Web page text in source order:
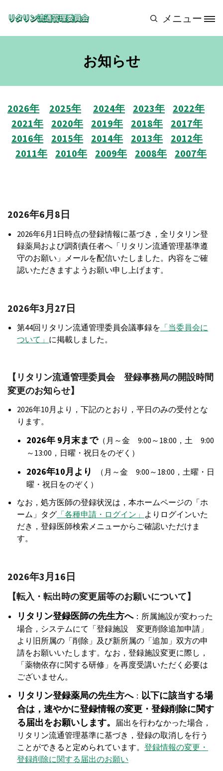
Site Logo メニュー
お知らせ
2026年 2025年 2024年 2023年
2022年
2021年
2020年 2019年 2018年
2017年
2016年
2015年 2014年 2013年
2012年
2011年
2010年 2009年 2008年 2007年
2026年6月8日
2026年6月1日時点の登録情報に基づき，全リタリン登
録薬局および調剤責任者へ「リタリン流通管理基準遵
守のお願い」メールを配信いたしました。内容をご確
認いただきますようお願い申し上げます。
2026年3月27日
第44回リタリン流通管理委員会議事録を 「当委員会に
ついて」 に掲載しました。
【リタリン流通管理委員会 登録事務局の開設時間
変更のお知らせ】
2026年10月より，下記のとおり，平日のみの受付とな
ります。
2026年 9月末まで（月～金 9:00～18:00，土 9:00
～13:00，日曜・祝日をのぞく）
2026年10月より
（月～金 9:00～18:00，土曜・日
曜・祝日をのぞく）
なお，処方医師の登録状況は，本ホームページの「ホ
ーム」タグ 「各種申請・ログイン」 よりログインいた
だき，登録医師検索メニューからご確認いただけま
す。
2026年3月16日
【転入・転出時の変更届等のお願いについて】
リタリン登録医師の先生方へ：所属施設が変わった
場合，システムにて「登録施設 変更削除追加申請」
より旧所属の「削除」及び新所属の「追加」双方の申
請をお願いいたします。なお，登録施設変更に際し，
「薬物依存に関する研修」を再度受講いただく必要は
ございません。
リタリン登録薬局の先生方へ： 以下に該当する場
合は，速やかに登録情報の変更・登録削除に関す
る届出をお願いします。 届出を行わなかった場合，
リタリン流通管理基準に基づき，登録の取消しを行う
ことができると定められています。登録情報の変更・
登録削除に関する届出のお願い